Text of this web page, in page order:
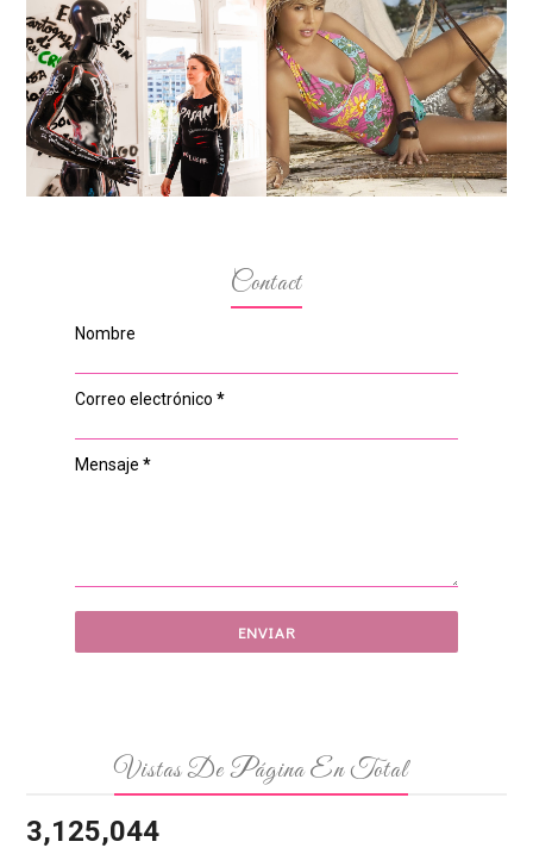
MARGA GONZÁLEZ Y
ELIA FERNÁNDEZ
DIALOGAN EN ESPACIO
DEL ANONIMATO, LA
CASA ROSA DE OVIEDO
LA ALTURA DE LAS
MODELOS MAS
BAJITAS
Contact
Nombre
Correo electrónico *
Mensaje *
Vistas De Página En Total
3,125,044